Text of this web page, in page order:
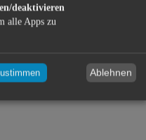
deaktivieren
alle Apps zu
Ablehnen